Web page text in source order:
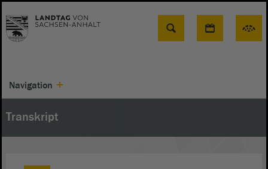
Suche
Navigation
Transkript